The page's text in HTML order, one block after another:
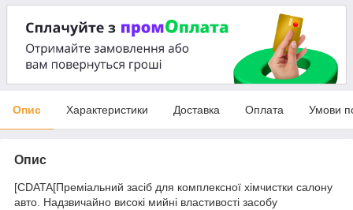
Опис Характеристики Доставка Оплата Умови
Опис
[CDATA[Преміальний засіб для комплексної хімчистки салону
авто. Надзвичайно високі мийні властивості засобу